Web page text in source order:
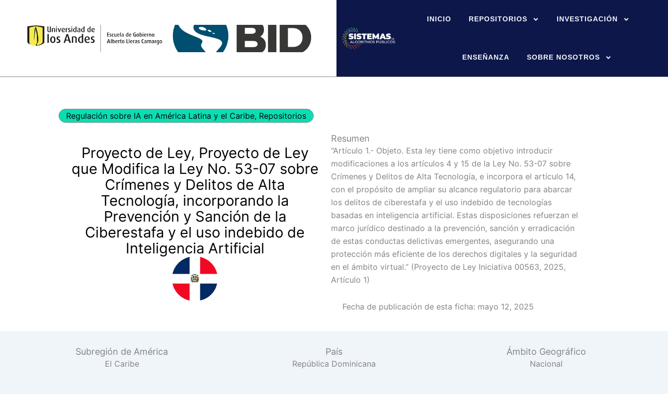
contenido
INICIO REPOSITORIOS INVESTIGACIÓN
ENSEÑANZA SOBRE NOSOTROS
Regulación sobre IA en América Latina y el Caribe, Repositorios
Proyecto de Ley, Proyecto de Ley
que Modifica la Ley No. 53-07 sobre
Crímenes y Delitos de Alta
Tecnología, incorporando la
Prevención y Sanción de la
Ciberestafa y el uso indebido de
Inteligencia Artificial
Resumen
“Artículo 1.- Objeto. Esta ley tiene como objetivo introducir
modificaciones a los artículos 4 y 15 de la Ley No. 53-07 sobre
Crímenes y Delitos de Alta Tecnología, e incorpora el artículo 14,
con el propósito de ampliar su alcance regulatorio para abarcar
los delitos de ciberestafa y el uso indebido de tecnologías
basadas en inteligencia artificial. Estas disposiciones refuerzan el
marco jurídico destinado a la prevención, sanción y erradicación
de estas conductas delictivas emergentes, asegurando una
protección más eficiente de los derechos digitales y la seguridad
en el ámbito virtual.” (Proyecto de Ley Iniciativa 00563, 2025,
Artículo 1)
Fecha de publicación de esta ficha: mayo 12, 2025
Subregión de América
El Caribe
País
República Dominicana
Ámbito Geográfico
Nacional